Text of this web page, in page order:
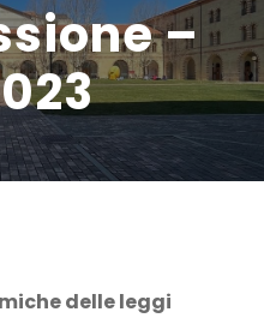
–
delle leggi